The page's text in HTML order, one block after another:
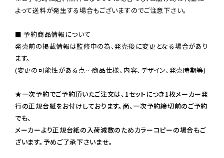
よって送料が発生する場合もございますのでご注意下さい。
■ 予約商品情報について
発売前の掲載情報は監修中の為、発売後に変更となる場合があり
ます。
(変更の可能性がある点…商品仕様、内容、デザイン、発売時期等)
★一次予約でご予約頂いたご注文は、1セットにつき1枚メーカー発
行の正規台紙をお付けしております。尚、一次予約締切前のご予約
でも、
メーカーより正規台紙の入荷減数のためカラーコピーの場合もご
ざいます。予めご了承下さいませ。